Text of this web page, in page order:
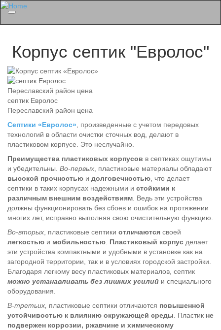
Корпус септик "Евролос"
септик Евролос
Переславский район цена
Септики «Евролос», произведенные с учетом передовых
технологий в области очистки сточных вод, делают в
пластиковом корпусе. Это неслучайно.
Преимущества пластиковых корпусов в септиках ощутимы
и убедительны. Во-первых, пластиковые материалы обладают
высокой прочностью и долговечностью, что делает
септики в таких корпусах надежными и стойкими к
различным внешним воздействиям. Ведь эти устройства
должны функционировать без сбоев и ошибок на протяжении
многих лет, исправно выполняя свою очистительную функцию.
Во-вторых, пластиковые септики отличаются своей
легкостью и мобильностью. Пластиковый корпус делает
эти устройства компактными и удобными в установке как на
загородной территории, так и в условиях городской застройки.
Благодаря легкому весу пластиковых материалов, септик
можно устанавливать без лишних усилий и специального
оборудования.
В-третьих, пластиковые септики отличаются повышенной
устойчивостью к влиянию окружающей среды. Пластик не
подвержен коррозии, ржавчине и химическому